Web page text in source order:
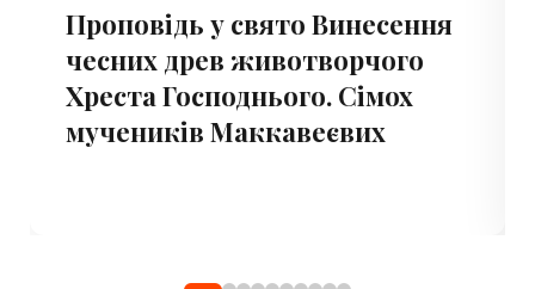
Проповідь у свято Винесення
чесних древ животворчого
Хреста Господнього. Сімох
мучеників Маккавеєвих